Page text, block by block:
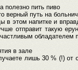
полезно пить пиво
верный путь на
в этом напитке и
отправит такую
обладателем
в зале
лишь 30 % (!) от